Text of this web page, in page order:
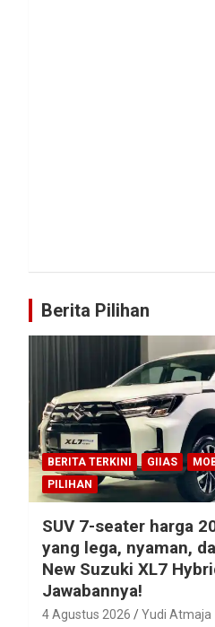
Berita Pilihan
BERITA TERKINI GIIAS
PILIHAN
SUV 7-seater harga
yang lega, nyaman,
New Suzuki XL7
Jawabannya!
4 Agustus 2026 Yudi Atmaja